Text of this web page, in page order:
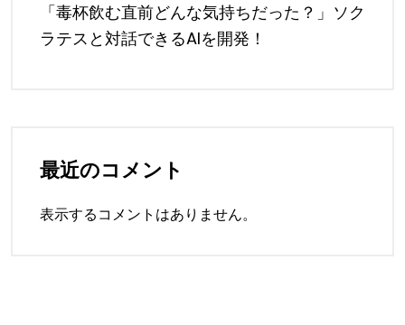
「毒杯飲む直前どんな気持ちだった？」ソク
ラテスと対話できるAIを開発！
最近のコメント
表示するコメントはありません。